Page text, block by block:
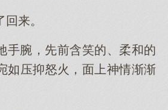
来。
手腕，先前含笑的、柔和的
如压抑怒火，面上神情渐渐